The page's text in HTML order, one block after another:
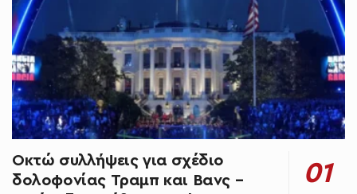
Οκτώ συλλήψεις για σχέδιο
δολοφονίας Τραμπ και Βανς –